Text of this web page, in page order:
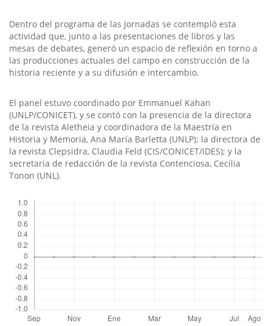
Dentro del programa de las Jornadas se contempló esta
actividad que, junto a las presentaciones de libros y las
mesas de debates, generó un espacio de reflexión en torno a
las producciones actuales del campo en construcción de la
historia reciente y a su difusión e intercambio.
El panel estuvo coordinado por Emmanuel Kahan
(UNLP/CONICET), y se contó con la presencia de la directora
de la revista Aletheia y coordinadora de la Maestrí­a en
Historia y Memoria, Ana Marí­a Barletta (UNLP); la directora de
la revista Clepsidra, Claudia Feld (CIS/CONICET/IDES); y la
secretaria de redacción de la revista Contenciosa, Cecilia
Tonon (UNL).